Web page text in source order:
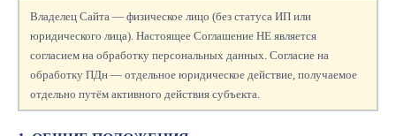
Владелец Сайта — физическое лицо (без статуса ИП или
юридического лица). Настоящее Соглашение НЕ является
согласием на обработку персональных данных. Согласие на
обработку ПДн — отдельное юридическое действие, получаемое
отдельно путём активного действия субъекта.